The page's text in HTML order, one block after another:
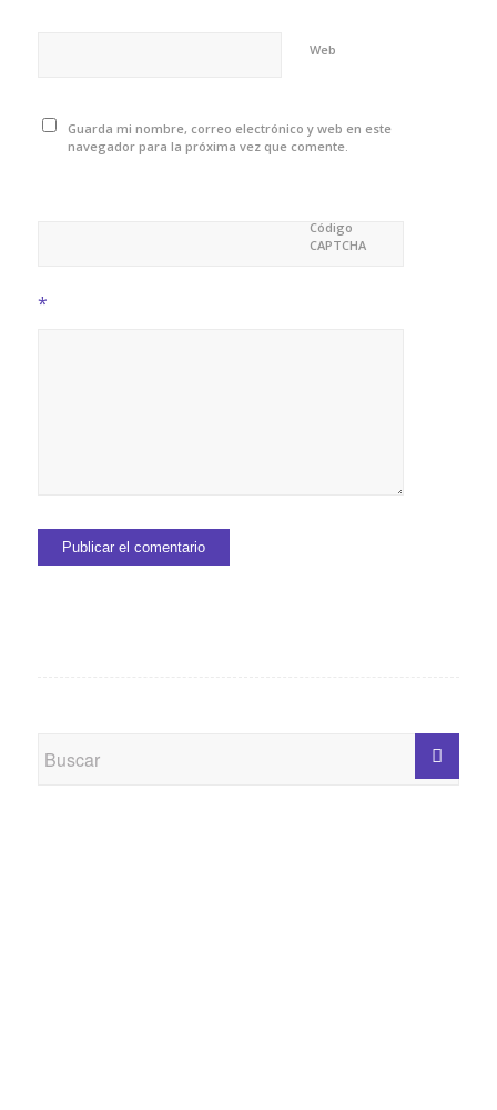
Web
Guarda mi nombre, correo electrónico y web en este
navegador para la próxima vez que comente.
Código
CAPTCHA
*